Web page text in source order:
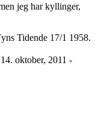
jeg har kyllinger,
Tidende 17/1 1958.
oktober, 2011 -